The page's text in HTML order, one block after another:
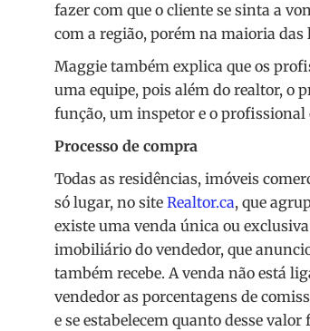
fazer com que o cliente se sinta a
com a região, porém na maioria das
Maggie também explica que os
uma equipe, pois além do realtor, o
função, um inspetor e o
Processo de compra
Todas as residências, imóveis
só lugar, no site Realtor.ca, que
existe uma venda única ou
imobiliário do vendedor, que
também recebe. A venda não está
vendedor as porcentagens de
e se estabelecem quanto desse